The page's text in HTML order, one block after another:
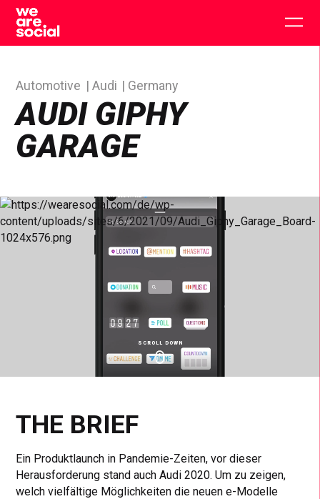
Skip
content
AUDI GIPHY
GARAGE
Automotive Audi Germany
SCROLL DOWN
THE BRIEF
Ein Produktlaunch in Pandemie-Zeiten, vor dieser
Herausforderung stand auch Audi 2020. Um zu zeigen,
welch vielfältige Möglichkeiten die neuen e-Modelle